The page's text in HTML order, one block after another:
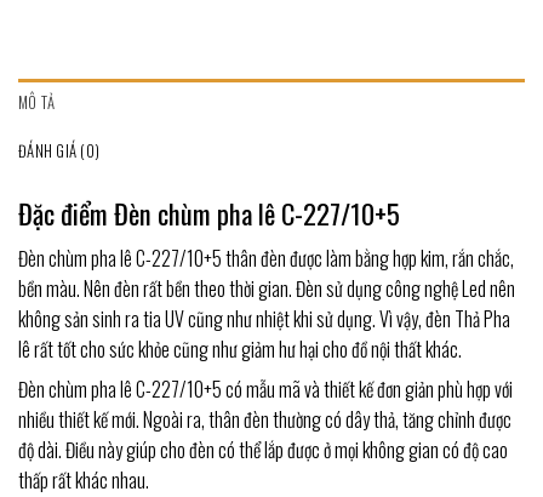
MÔ TẢ
ĐÁNH GIÁ (0)
Đặc điểm Đèn chùm pha lê C-227/10+5
Đèn chùm pha lê C-227/10+5 thân đèn được làm bằng hợp kim, rắn chắc,
bền màu. Nên đèn rất bền theo thời gian. Đèn sử dụng công nghệ Led nên
không sản sinh ra tia UV cũng như nhiệt khi sử dụng. Vì vậy, đèn Thả Pha
lê rất tốt cho sức khỏe cũng như giảm hư hại cho đồ nội thất khác.
Đèn chùm pha lê C-227/10+5 có mẫu mã và thiết kế đơn giản phù hợp với
nhiều thiết kế mới. Ngoài ra, thân đèn thường có dây thả, tăng chỉnh được
độ dài. Điều này giúp cho đèn có thể lắp được ở mọi không gian có độ cao
thấp rất khác nhau.